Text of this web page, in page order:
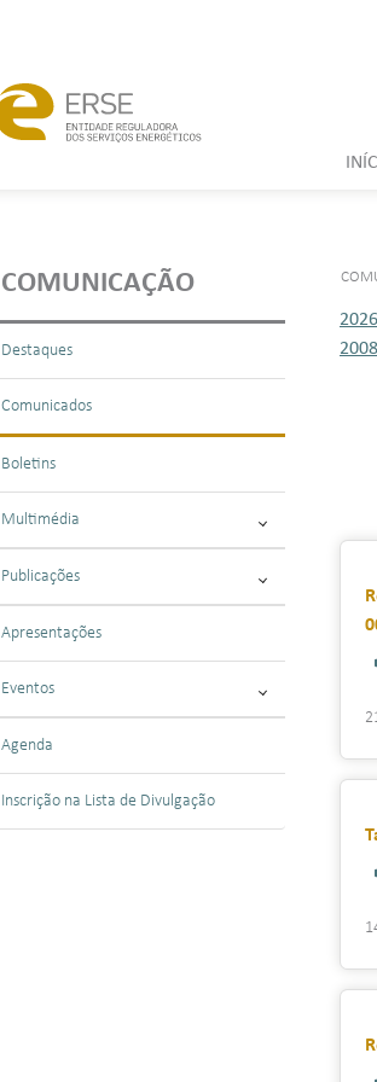
COMUNICAÇÃO
Destaques
Comunicados
Boletins
Multimédia
Publicações
Apresentações
Eventos
Agenda
Inscrição na Lista de Divulgação
2026
2008